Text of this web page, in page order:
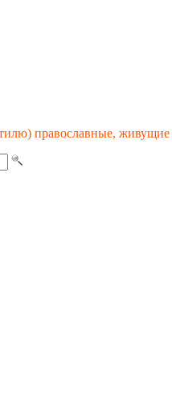
православные,